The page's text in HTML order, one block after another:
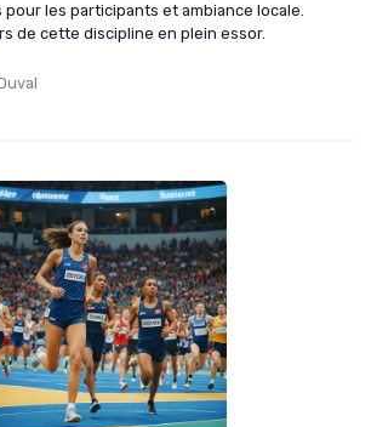
les participants et ambiance locale.
de cette discipline en plein essor.